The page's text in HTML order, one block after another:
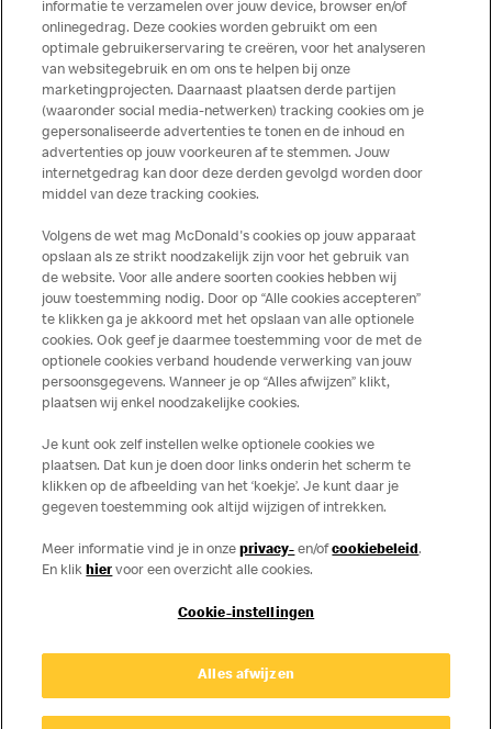
indien een gast als gevolg van het binnenkrijgen van (een
spoor van) een allergeen lichamelijke klachten krijgt. Alle
producten kunnen sporen bevatten van dierlijke
ingrediënten. McDonald’s streeft er naar om de
voedingswaarde- en allergeneninformatie altijd up to date
te houden. De verstrekte informatie is alleen van
toepassing op de in Nederland verkochte producten. Voor
meer informatie over voedingswaarden en allergenen kijk
op de McDonald's website of in de McDonald’s App.
Publicatiefouten voorbehouden.
Over ons
Services
Contact
Privacy Cookies
informatie te verzamelen over jouw device, browser en/of
onlinegedrag. Deze cookies worden gebruikt om een
optimale gebruikerservaring te creëren, voor het analyseren
van websitegebruik en om ons te helpen bij onze
marketingprojecten. Daarnaast plaatsen derde partijen
(waaronder social media-netwerken) tracking cookies om je
gepersonaliseerde advertenties te tonen en de inhoud en
advertenties op jouw voorkeuren af te stemmen. Jouw
internetgedrag kan door deze derden gevolgd worden door
middel van deze tracking cookies.
Volgens de wet mag McDonald's cookies op jouw apparaat
opslaan als ze strikt noodzakelijk zijn voor het gebruik van
de website. Voor alle andere soorten cookies hebben wij
jouw toestemming nodig. Door op “Alle cookies accepteren”
te klikken ga je akkoord met het opslaan van alle optionele
cookies. Ook geef je daarmee toestemming voor de met de
optionele cookies verband houdende verwerking van jouw
persoonsgegevens. Wanneer je op “Alles afwijzen” klikt,
plaatsen wij enkel noodzakelijke cookies.
Je kunt ook zelf instellen welke optionele cookies we
plaatsen. Dat kun je doen door links onderin het scherm te
klikken op de afbeelding van het ‘koekje’. Je kunt daar je
gegeven toestemming ook altijd wijzigen of intrekken.
Meer informatie vind je in onzeprivacy- en/ofcookiebeleid.
En klikhier voor een overzicht alle cookies.
Cookie-instellingen
Alles afwijzen